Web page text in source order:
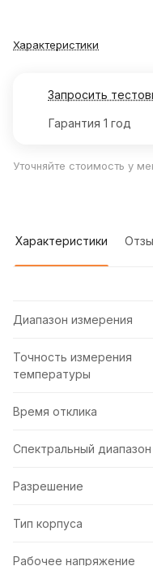
Характеристики
Запросить
Гарантия 1 год
Уточняйте стоимость у
Характеристики
Диапазон измерения
Точность измерения
температуры
Время отклика
Спектральный диапазон
Разрешение
Тип корпуса
Рабочее напряжение